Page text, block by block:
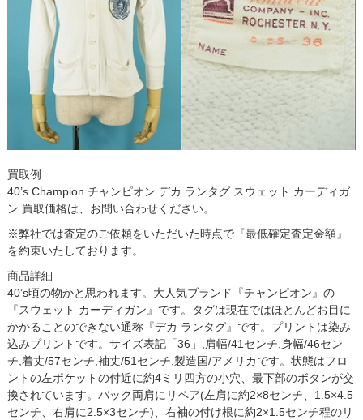
買取例
40’s Champion チャンピオン デカ ランタグ スウェット カーディガ
ン 買取価格は、お問い合わせください。
※弊社では査定のご依頼をいただいた時点で『最低確定査定金額』
を約束いたしております。
商品詳細
40’s頃の物かと思われます。大人気ブランド『チャンピオン』の
『スウェット カーディガン』です。タグは現在ではほとんどお目に
かかることのできない通称『デカ ランタグ』です。プリントは染み
込みプリントです。サイズ表記「36」,肩幅/41センチ,身幅/46セン
チ,着丈/57センチ,袖丈/51センチ,製造国/アメリカです。状態はフロ
ントの左ポケットの付近に約4ミリ四方の小穴、最下部のボタンが交
換されています。バック両肩にリペア(左肩に約2×8センチ、1.5×4.5
センチ、右肩に2.5×3センチ)、右袖の付け根に約2×1.5センチ程のリ